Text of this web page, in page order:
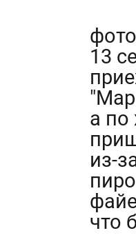
13
а по
из-
что